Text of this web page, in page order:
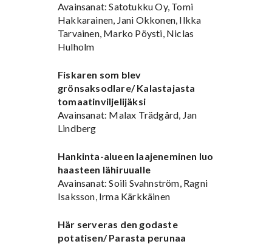
Avainsanat: Satotukku Oy, Tomi
Hakkarainen, Jani Okkonen, Ilkka
Tarvainen, Marko Pöysti, Niclas
Hulholm
Fiskaren som blev
grönsaksodlare/ Kalastajasta
tomaatinviljelijäksi
Avainsanat: Malax Trädgård, Jan
Lindberg
Hankinta-alueen laajeneminen luo
haasteen lähiruualle
Avainsanat: Soili Svahnström, Ragni
Isaksson, Irma Kärkkäinen
Här serveras den godaste
potatisen/ Parasta perunaa